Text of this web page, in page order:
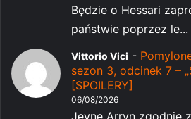
Będzie o Hessari
państwie poprzez le...
Vittorio Vici -
sezon 3, odcinek 7 –
[SPOILERY]
06/08/2026